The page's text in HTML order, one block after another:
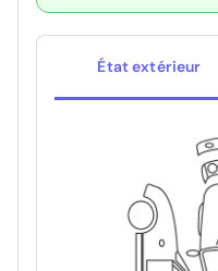
État extérieur